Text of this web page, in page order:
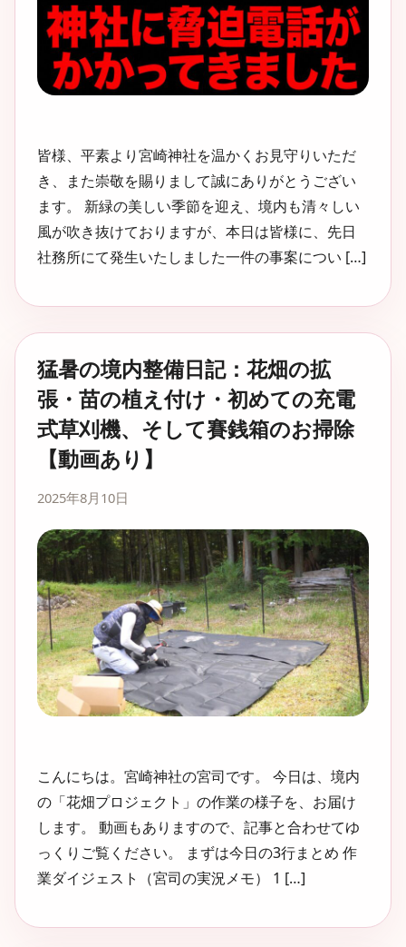
皆様、平素より宮崎神社を温かくお見守りいただ
き、また崇敬を賜りまして誠にありがとうござい
ます。 新緑の美しい季節を迎え、境内も清々しい
風が吹き抜けておりますが、本日は皆様に、先日
社務所にて発生いたしました一件の事案につい […]
猛暑の境内整備日記：花畑の拡
張・苗の植え付け・初めての充電
式草刈機、そして賽銭箱のお掃除
【動画あり】
2025年8月10日
こんにちは。宮崎神社の宮司です。 今日は、境内
の「花畑プロジェクト」の作業の様子を、お届け
します。 動画もありますので、記事と合わせてゆ
っくりご覧ください。 まずは今日の3行まとめ 作
業ダイジェスト（宮司の実況メモ） 1 […]